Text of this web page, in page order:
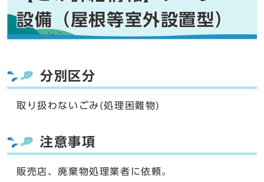
設備（屋根等室外設置型）
分別区分
取り扱わないごみ(処理困難物)
注意事項
販売店、廃棄物処理業者に依頼。